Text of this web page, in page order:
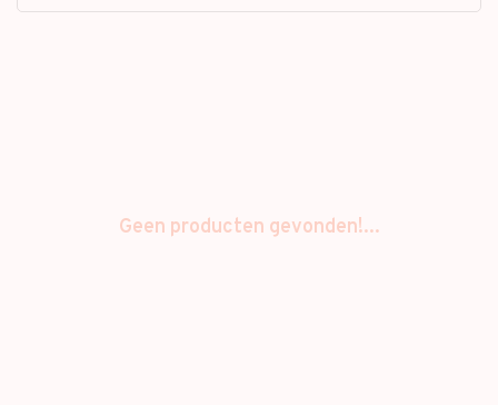
Geen producten gevonden!...